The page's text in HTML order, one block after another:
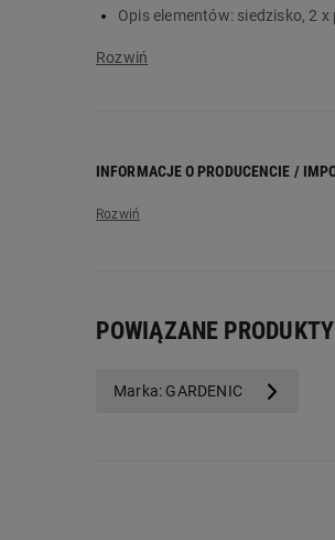
Opis elementów: siedzisko, 2
INFORMACJE O PRODUCENCIE /
Nazwa producenta:
POWIĄZANE
Marka: GARDENIC